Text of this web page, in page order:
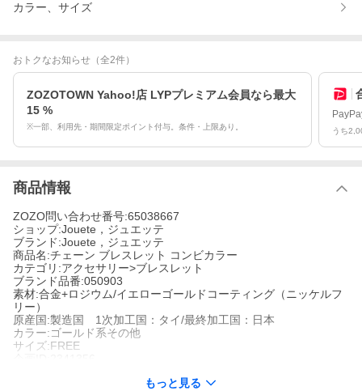
カラー、サイズ
おトクなお知らせ （全2件）
ZOZOTOWN Yahoo!店 LYPプレミアム会員なら最大
15 %
※一部、利用先・期間限定ポイント付与。条件・上限あり。 うち
商品情報
ZOZO問い合わせ番号:65038667
ショップ:Jouete，ジュエッテ
ブランド:Jouete，ジュエッテ
商品名:チェーン ブレスレット コンビカラー
カテゴリ:アクセサリー>ブレスレット
ブランド品番:050903
素材:合金+ロジウム/イエローゴールドコーティング（ニッケルフ
リー）
原産国:製造国 1次加工国：タイ/最終加工国：日本
カラー:ゴールド系その他
サイズ:FREE
もっと見る